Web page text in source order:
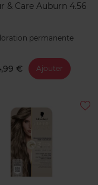
& Care Auburn 4.56
permanente
€ Ajouter